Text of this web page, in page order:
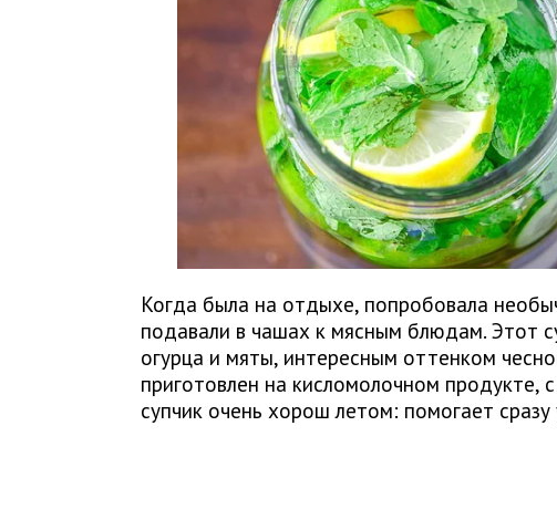
Когда была на отдыхе, попробовала
подавали в чашах к мясным блюдам. Этот
огурца и мяты, интересным оттенком
приготовлен на кисломолочном
супчик очень хорош летом: помогает